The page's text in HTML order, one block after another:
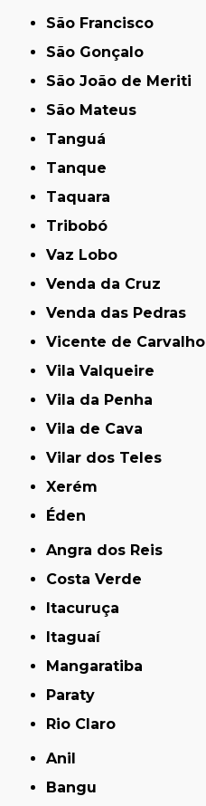
São Francisco
São Gonçalo
São João de Meriti
São Mateus
Tanguá
Tanque
Taquara
Tribobó
Vaz Lobo
Venda da Cruz
Venda das Pedras
Vicente de Carvalho
Vila Valqueire
Vila da Penha
Vila de Cava
Vilar dos Teles
Xerém
Éden
Angra dos Reis
Costa Verde
Itacuruça
Itaguaí
Mangaratiba
Paraty
Rio Claro
Anil
Bangu